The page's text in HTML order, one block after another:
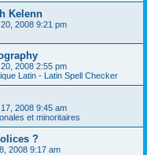
Kelenn
2008 9:21 pm
2008 2:55 pm
Latin - Latin Spell Checker
2008 9:45 am
et minoritaires
?
2008 9:17 am